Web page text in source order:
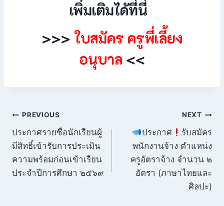
เพิ่มเติมได้ที่นี่
>>> ใบสมัคร ครูพี่เลี้ยง
อนุบาล <<
PREVIOUS
ประกาศรายชื่อนักเรียนผู้
มีสิทธิ์เข้ารับการประเมิน
ความพร้อมก่อนเข้าเรียน
ประจำปีการศึกษา ๒๕๖๙
NEXT
ประกาศ
รับสมัคร
พนักงานจ้าง ตำแหน่ง
ครูอัตราจ้าง จำนวน ๒
อัตรา (ภาษาไทยและ
ศิลปะ)